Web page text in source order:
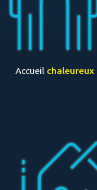
Accueil chaleureux